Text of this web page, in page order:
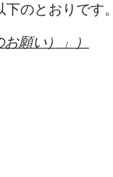
のとおりです。
願い）」）